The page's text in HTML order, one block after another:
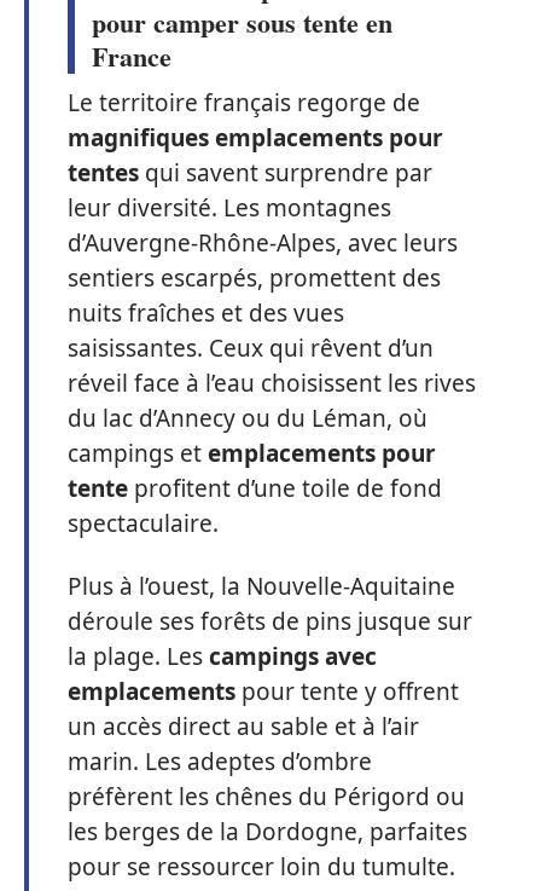
pour camper sous tente en
France
Le territoire français regorge de
magnifiques emplacements pour
tentes qui savent surprendre par
leur diversité. Les montagnes
d’Auvergne-Rhône-Alpes, avec leurs
sentiers escarpés, promettent des
nuits fraîches et des vues
saisissantes. Ceux qui rêvent d’un
réveil face à l’eau choisissent les rives
du lac d’Annecy ou du Léman, où
campings etemplacements pour
tente profitent d’une toile de fond
spectaculaire.
Plus à l’ouest, la Nouvelle-Aquitaine
déroule ses forêts de pins jusque sur
la plage. Lescampings avec
emplacements pour tente y offrent
un accès direct au sable et à l’air
marin. Les adeptes d’ombre
préfèrent les chênes du Périgord ou
les berges de la Dordogne, parfaites
pour se ressourcer loin du tumulte.